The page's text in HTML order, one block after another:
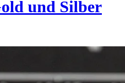
und Silber